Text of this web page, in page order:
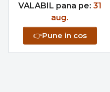
VALABIL pana pe: 31
aug.
👉Pune in cos